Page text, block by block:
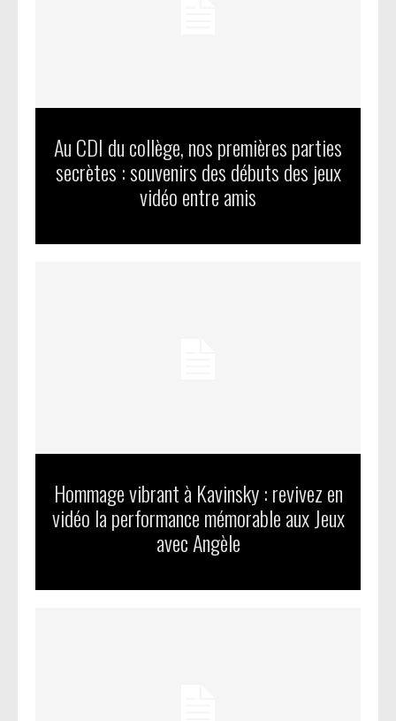
Au CDI du collège, nos premières parties
secrètes : souvenirs des débuts des jeux
vidéo entre amis
Hommage vibrant à Kavinsky : revivez en
vidéo la performance mémorable aux Jeux
avec Angèle